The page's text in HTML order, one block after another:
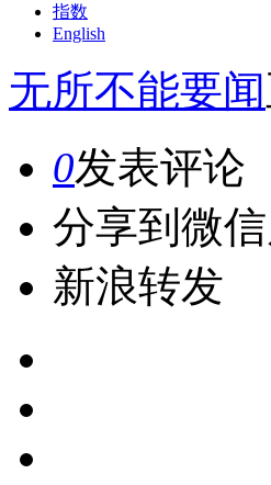
指数
English
无所不能要闻
0发表评论
分享到微
新浪转发